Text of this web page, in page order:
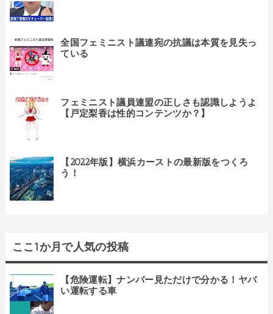
全国フェミニスト議連宛の抗議は本質を見失っ
ている
フェミニスト議員連盟の正しさも認識しようよ
【戸定梨香は性的コンテンツか？】
【2022年版】横浜カーストの最新版をつくろ
う！
ここ1か月で人気の投稿
【危険運転】ナンバー見ただけで分かる！ヤバ
い運転する車